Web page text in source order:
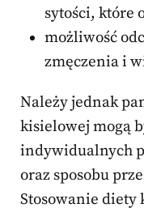
sytości, które
możliwość
zmęczenia i
Należy jednak
kisielowej mogą
indywidualnych
oraz sposobu
Stosowanie